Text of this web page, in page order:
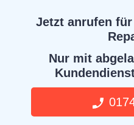
Jetzt anrufen
Nur mit